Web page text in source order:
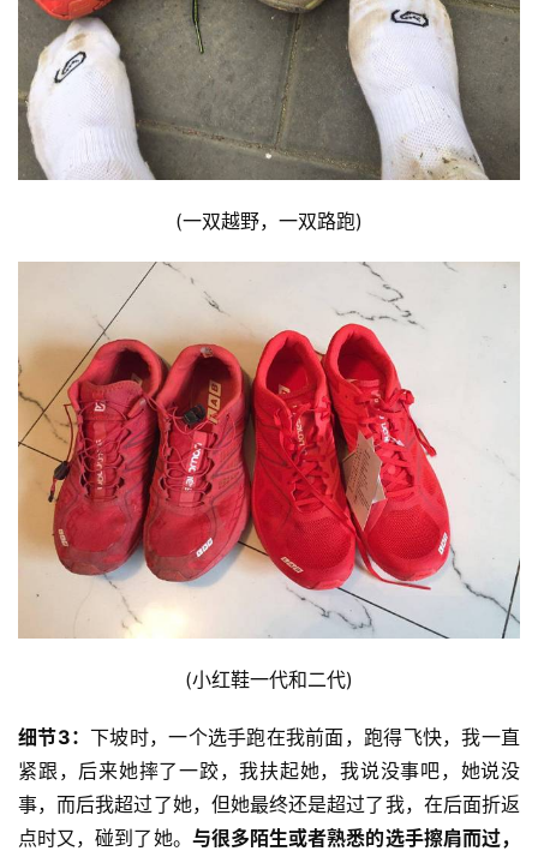
(一双越野，一双路跑)
(小红鞋一代和二代)
细节3：下坡时，一个选手跑在我前面，跑得飞快，我一直
紧跟，后来她摔了一跤，我扶起她，我说没事吧，她说没
事，而后我超过了她，但她最终还是超过了我，在后面折返
点时又，碰到了她。 与很多陌生或者熟悉的选手擦肩而过，